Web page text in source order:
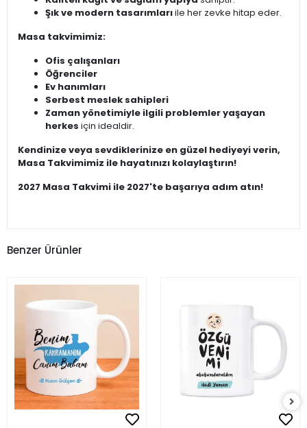
Şık ve modern tasarımlarıile her zevke hitap eder.
Masa takvimimiz:
Ofis çalışanları
Öğrenciler
Ev hanımları
Serbest meslek sahipleri
Zaman yönetimiyle ilgili problemler yaşayan
herkes için idealdir.
Kendinize veya sevdiklerinize en güzel hediyeyi verin,
Masa Takvimimiz ile hayatınızı kolaylaştırın!
2027 Masa Takvimi ile 2027'te başarıya adım atın!
Benzer Ürünler